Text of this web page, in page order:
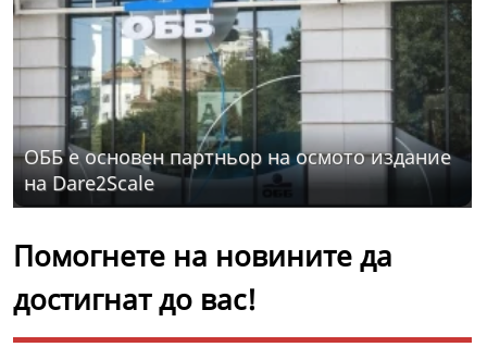
ОББ е основен партньор на осмото издание
на Dare2Scale
Помогнете на новините да
достигнат до вас!